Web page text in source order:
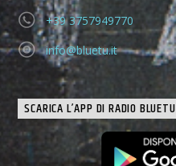
+39 3757949770
info@bluetu.it
SCARICA L’APP DI RADIO BLUETU